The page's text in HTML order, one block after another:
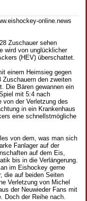
online.news
Zuschauer sehen
wird von unglücklicher
(HEV) überschattet.
einem Heimsieg gegen
Zuschauern den zweiten
Die Bären gewannen ein
mit 5:4 nach
von der Verletzung des
in ein Krankenhaus
eine schnellstmögliche
von dem, was man sich
Fanlager auf der
auf dem Eis,
bis in die Verlängerung.
im Eishockey gerne
die auf beiden Seiten
Verletzung von Michel
der Neuwieder Fans mit
Doch der Reihe nach.